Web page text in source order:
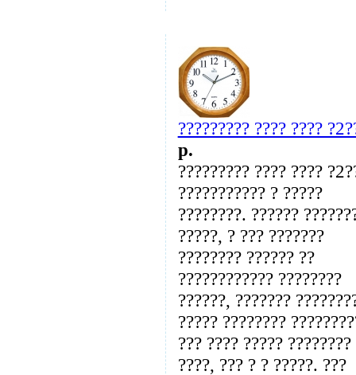
????????? ???? ????
p.
????????? ???? ????
??????????? ? ?????
????????. ??????
?????, ? ??? ???????
???????? ?????? ??
???????????? ????????
??????, ???????
????? ????????
??? ???? ????? ????????
????, ??? ? ? ?????. ???